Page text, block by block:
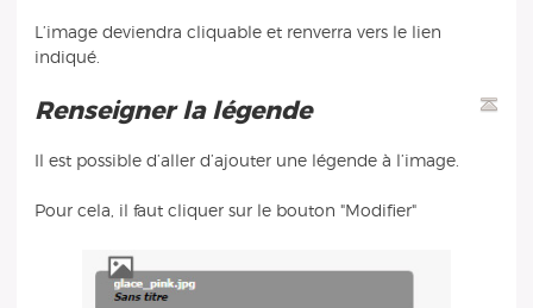
L’image deviendra cliquable et renverra vers le lien
indiqué.
Renseigner la légende
Il est possible d’aller d’ajouter une légende à l’image.
Pour cela, il faut cliquer sur le bouton "Modifier"